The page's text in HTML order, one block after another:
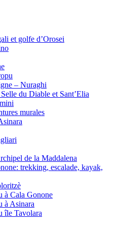
et golfe d’Orosei
– Nuraghi
du Diable et Sant’Elia
murales
de la Maddalena
trekking, escalade, kayak,
à Cala Gonone
à Asinara
île Tavolara